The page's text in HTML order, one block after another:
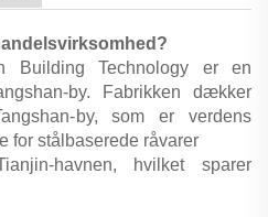
Building Technology er en
by. Fabrikken dækker
by, som er verdens
for stålbaserede råvarer
havnen, hvilket sparer